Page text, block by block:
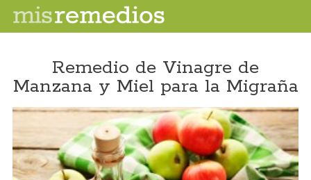
Remedio de Vinagre de
Manzana y Miel para la Migraña